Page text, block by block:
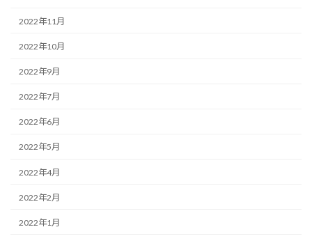
2022年11月
2022年10月
2022年9月
2022年7月
2022年6月
2022年5月
2022年4月
2022年2月
2022年1月